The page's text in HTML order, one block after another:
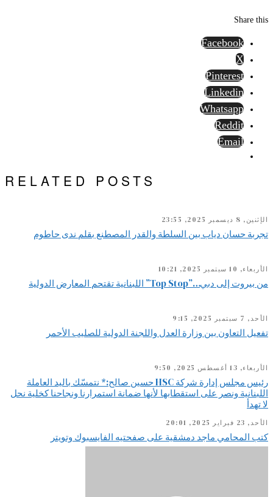
Share this
Facebook
X
Pinterest
Linkedin
Whatsapp
Reddit
Email
RELATED POSTS
الإثنين, 8 ديسمبر 2025, 23:55
تجربة حسان دياب بين السلطة والقدر المصطنع بقلم ندى حاطوم
الأربعاء, 10 سبتمبر 2025, 10:21
من بيروت إلى دبي…”Top Stop” اللبنانية تقتحم المعارض الدولية
الأحد, 7 سبتمبر 2025, 9:15
تفعيل التعاون بين وزارة العدل واللجنة الدولية للصليب الأحمر
الأربعاء, 13 أغسطس 2025, 9:50
رئيس مجلس إدارة شركة HSC حسين صالح:* نتمسّك باليد العاملة
اللبنانية ونصر على استقطابها لأنها ضمانة استمرارنا ونجاحنا كخلية نحل
لا تهدأ
الأحد, 23 فبراير 2025, 20:01
كتب المحامي ماجد دمشقية على صفحتيه الفايسبوك وتويتر